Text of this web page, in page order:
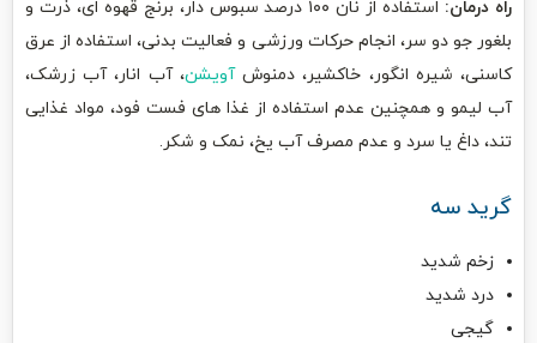
راه درمان:
استفاده از نان ۱۰۰ درصد سبوس دار، برنج قهوه ای، ذرت و
بلغور جو دو سر، انجام حرکات ورزشی و فعالیت بدنی، استفاده از عرق
کاسنی، شیره انگور، خاکشیر، دمنوشآویشن، آب انار، آب زرشک،
آب لیمو و همچنین عدم استفاده از غذا های فست فود، مواد غذایی
تند، داغ یا سرد و عدم مصرف آب یخ، نمک و شکر.
گرید سه
زخم شدید
درد شدید
گیجی